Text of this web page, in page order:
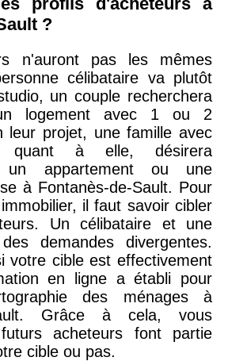
?
n'auront pas les mêmes
célibataire va plutôt
un couple recherchera
logement avec 1 ou 2
leur projet, une famille avec
quant à elle, désirera
un appartement ou une
à Fontanès-de-Sault. Pour
il faut savoir cibler
Un célibataire et une
demandes divergentes.
votre cible est effectivement
en ligne a établi pour
des ménages à
Grâce à cela, vous
acheteurs font partie
cible ou pas.